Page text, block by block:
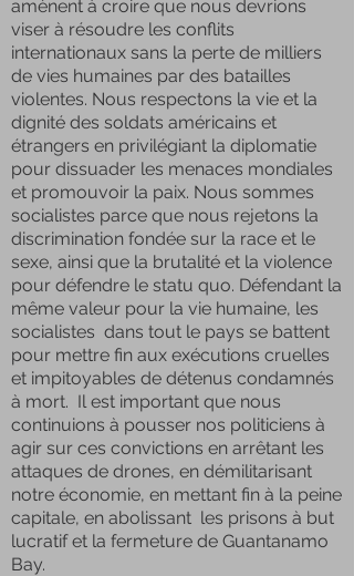
amènent à croire que nous devrions
viser à résoudre les conflits
internationaux sans la perte de milliers
de vies humaines par des batailles
violentes. Nous respectons la vie et la
dignité des soldats américains et
étrangers en privilégiant la diplomatie
pour dissuader les menaces mondiales
et promouvoir la paix. Nous sommes
socialistes parce que nous rejetons la
discrimination fondée sur la race et le
sexe, ainsi que la brutalité et la violence
pour défendre le statu quo. Défendant la
même valeur pour la vie humaine, les
socialistes dans tout le pays se battent
pour mettre fin aux exécutions cruelles
et impitoyables de détenus condamnés
à mort. Il est important que nous
continuions à pousser nos politiciens à
agir sur ces convictions en arrêtant les
attaques de drones, en démilitarisant
notre économie, en mettant fin à la peine
capitale, en abolissant les prisons à but
lucratif et la fermeture de Guantanamo
Bay.